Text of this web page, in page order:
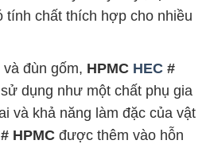
tính chất thích hợp cho nhiều
đùn gốm, HPMC HEC #
dụng như một chất phụ gia
và khả năng làm đặc của vật
# HPMC được thêm vào hỗn